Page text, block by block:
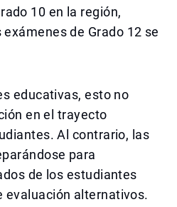
10 en la región,
de Grado 12 se
educativas, esto no
en el trayecto
Al contrario, las
para
de los estudiantes
evaluación alternativos.